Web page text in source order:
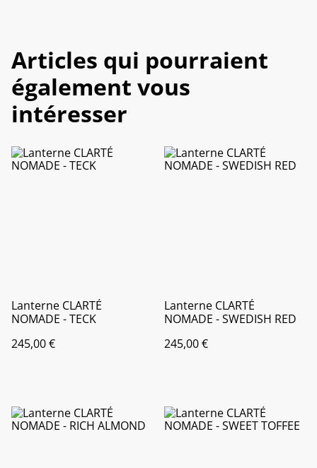
Articles qui pourraient
également vous
intéresser
Lanterne CLARTÉ
NOMADE - TECK
245,00 €
Lanterne CLARTÉ
NOMADE - SWEDISH RED
245,00 €